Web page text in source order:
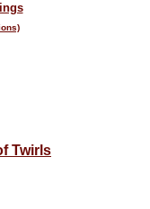
Twirls